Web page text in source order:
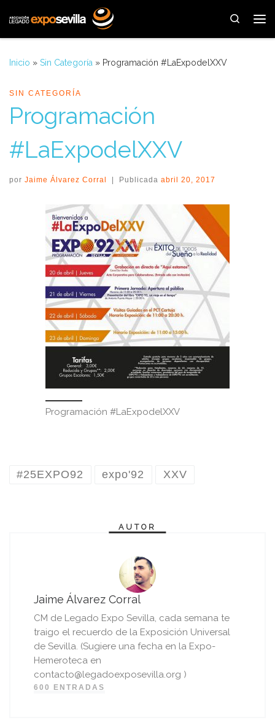
Saltar al contenido
Search
Inicio » Sin Categoría » Programación #LaExpodelXXV
SIN CATEGORÍA
Programación
#LaExpodelXXV
por Jaime Álvarez Corral | Publicada abril 20, 2017
Programación #LaExpodelXXV
#25EXPO92 expo'92 XXV
AUTOR
Jaime Álvarez Corral
CM de Legado Expo Sevilla, cada semana te
traigo el recuerdo de la Exposición Universal
de Sevilla. (Sugiere una fecha en la Expo-
Hemeroteca en
contacto@legadoexposevilla.org )
600 ENTRADAS